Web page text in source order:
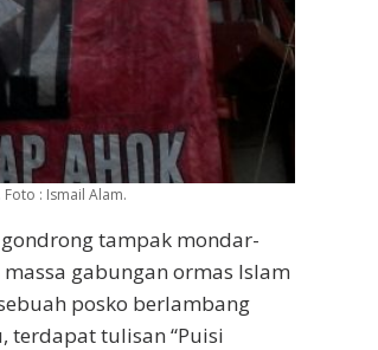
: Ismail Alam.
tampak mondar-
gabungan ormas Islam
posko berlambang
terdapat tulisan “Puisi